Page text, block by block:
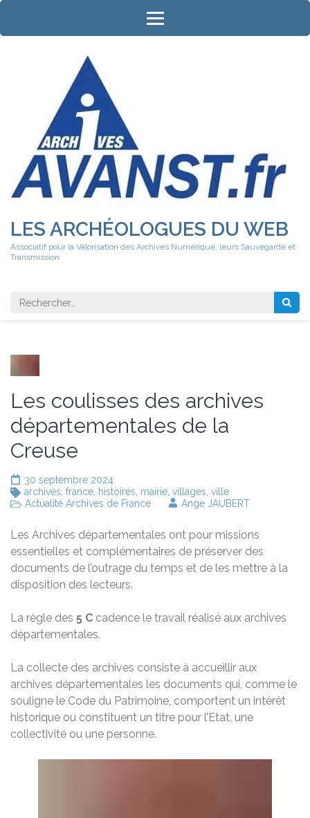
Aller
contenu
LES ARCHÉOLOGUES DU WEB
Associatif pour la Valorisation des Archives Numérique, leurs Sauvegarde et
Transmission.
Rechercher
Les coulisses des archives
départementales de la
Creuse
30 septembre 2024
archives france histoires mairie villages ville
Actualité Archives de France
Ange JAUBERT
Les Archives départementales ont pour missions
essentielles et complémentaires de préserver des
documents de l’outrage du temps et de les mettre à la
disposition des lecteurs.
La règle des 5 C cadence le travail réalisé aux archives
départementales.
La collecte des archives consiste à accueillir aux
archives départementales les documents qui, comme le
souligne le Code du Patrimoine, comportent un intérêt
historique ou constituent un titre pour l’Etat, une
collectivité ou une personne.